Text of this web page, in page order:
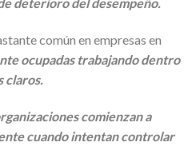
común en empresas en
ocupadas trabajando dentro
claros.
comienzan a
cuando intentan controlar